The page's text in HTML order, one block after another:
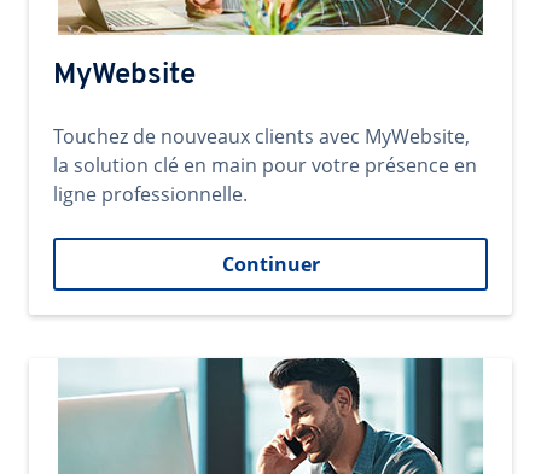
MyWebsite
Touchez de nouveaux clients avec MyWebsite,
la solution clé en main pour votre présence en
ligne professionnelle.
Continuer